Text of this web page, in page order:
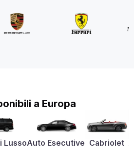
a Europa
LussoAuto Esecutive Cabriolet